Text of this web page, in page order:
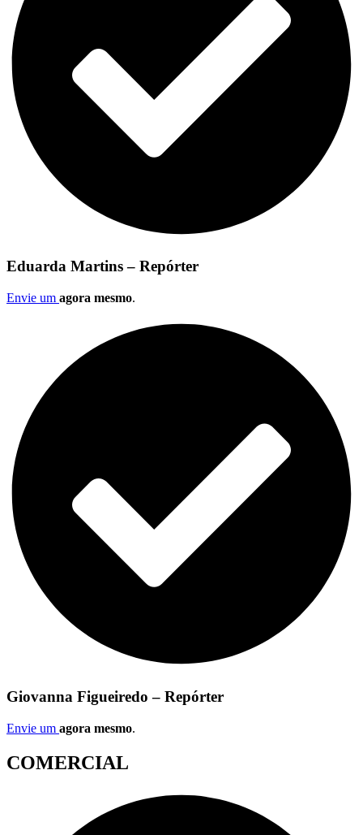
Eduarda Martins – Repórter
Envie um agora mesmo.
Giovanna Figueiredo – Repórter
Envie um agora mesmo.
COMERCIAL